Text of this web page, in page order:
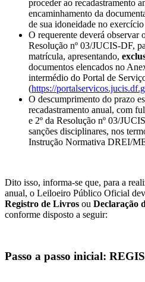
proceder ao recadastramento
encaminhamento da
de sua idoneidade no
O requerente deverá observar
Resolução nº 03/JUCIS-DF,
matrícula, apresentando,
documentos elencados no
intermédio do Portal de
(https://
O descumprimento do prazo
recadastramento anual, com
e 2º da Resolução nº 03/
sanções disciplinares, nos
Instrução Normativa DREI/
Dito isso, informa-se que, para a
anual, o Leiloeiro Público Oficial
Registro de Livros ou Declaração
conforme disposto a seguir:
Passo a passo inicial: